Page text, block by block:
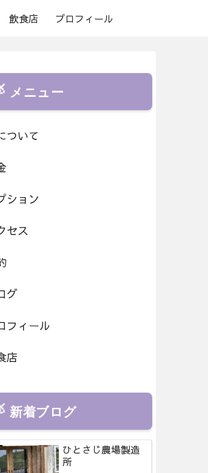
飲食店 プロフィール
メニュー
ついて
ション
セス
グ
フィール
店
新着ブログ
ひとさじ農場製造
所